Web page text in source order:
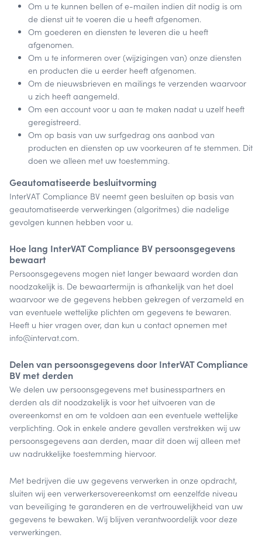
Om u te kunnen bellen of e-mailen indien dit nodig is om
de dienst uit te voeren die u heeft afgenomen.
Om goederen en diensten te leveren die u heeft
afgenomen.
Om u te informeren over (wijzigingen van) onze diensten
en producten die u eerder heeft afgenomen.
Om de nieuwsbrieven en mailings te verzenden waarvoor
u zich heeft aangemeld.
Om een account voor u aan te maken nadat u uzelf heeft
geregistreerd.
Om op basis van uw surfgedrag ons aanbod van
producten en diensten op uw voorkeuren af te stemmen. Dit
doen we alleen met uw toestemming.
Geautomatiseerde besluitvorming
InterVAT Compliance BV neemt geen besluiten op basis van
geautomatiseerde verwerkingen (algoritmes) die nadelige
gevolgen kunnen hebben voor u.
Hoe lang InterVAT Compliance BV persoonsgegevens
bewaart
Persoonsgegevens mogen niet langer bewaard worden dan
noodzakelijk is. De bewaartermijn is afhankelijk van het doel
waarvoor we de gegevens hebben gekregen of verzameld en
van eventuele wettelijke plichten om gegevens te bewaren.
Heeft u hier vragen over, dan kun u contact opnemen met
info@intervat.com.
Delen van persoonsgegevens door InterVAT Compliance
BV met derden
We delen uw persoonsgegevens met businesspartners en
derden als dit noodzakelijk is voor het uitvoeren van de
overeenkomst en om te voldoen aan een eventuele wettelijke
verplichting. Ook in enkele andere gevallen verstrekken wij uw
persoonsgegevens aan derden, maar dit doen wij alleen met
uw nadrukkelijke toestemming hiervoor.
Met bedrijven die uw gegevens verwerken in onze opdracht,
sluiten wij een verwerkersovereenkomst om eenzelfde niveau
van beveiliging te garanderen en de vertrouwelijkheid van uw
gegevens te bewaken. Wij blijven verantwoordelijk voor deze
verwerkingen.